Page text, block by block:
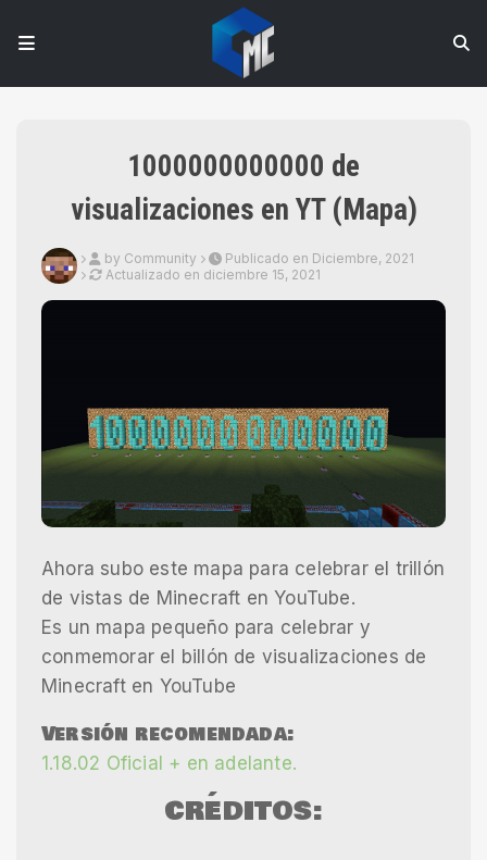
1000000000000 de
visualizaciones en YT (Mapa)
by Community
Publicado en Diciembre, 2021
Actualizado en diciembre 15, 2021
Ahora subo este mapa para celebrar el trillón
de vistas de Minecraft en YouTube.
Es un mapa pequeño para celebrar y
conmemorar el billón de visualizaciones de
Minecraft en YouTube
Versión recomendada:
1.18.02 Oficial + en adelante.
CRÉDITOS: